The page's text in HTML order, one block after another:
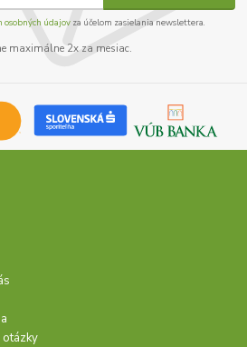
osobných údajov za účelom zasielania newslettera.
maximálne 2x za mesiac.
otázky